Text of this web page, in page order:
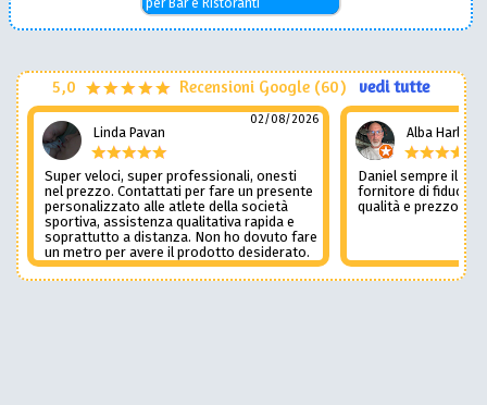
per Bar e Ristoranti
5,0 Recensioni Google (60) vedi tutte
Linda Pavan
02/08/2026
Super veloci, super professionali, onesti
nel prezzo. Contattati per fare un presente
personalizzato alle atlete della società
sportiva, assistenza qualitativa rapida e
soprattutto a distanza. Non ho dovuto fare
un metro per avere il prodotto desiderato.
Una assistenza del genere è rara e
preziosa. Credo li contatterò ancora in
Alba Harley
Daniel sempre il
fornitore di fiducia
qualità e prezzo